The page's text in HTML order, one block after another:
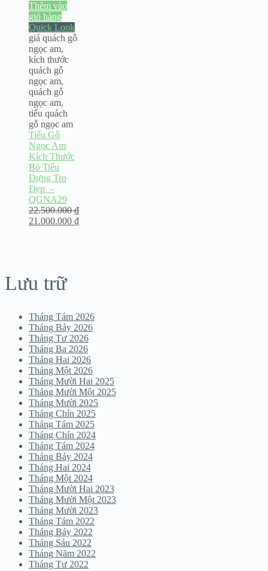
Thêm vào
giỏ hàng
Quick Look
giá quách gỗ
ngọc am,
kích thước
quách gỗ
ngọc am,
quách gỗ
ngọc am,
tiểu quách
gỗ ngọc am
Tiểu Gỗ
Ngọc Am
Kích Thước
Bỏ Tiểu
Đựng Tro
Đẹp –
QGNA29
22.500.000₫
21.000.000 ₫
Lưu trữ
Tháng Tám 2026
Tháng Bảy 2026
Tháng Tư 2026
Tháng Ba 2026
Tháng Hai 2026
Tháng Một 2026
Tháng Mười Hai 2025
Tháng Mười Một 2025
Tháng Mười 2025
Tháng Chín 2025
Tháng Tám 2025
Tháng Chín 2024
Tháng Tám 2024
Tháng Bảy 2024
Tháng Hai 2024
Tháng Một 2024
Tháng Mười Hai 2023
Tháng Mười Một 2023
Tháng Mười 2023
Tháng Tám 2022
Tháng Bảy 2022
Tháng Sáu 2022
Tháng Năm 2022
Tháng Tư 2022